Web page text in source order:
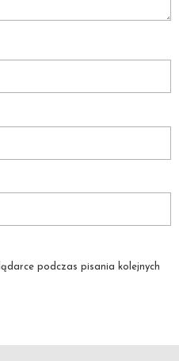
podczas pisania kolejnych